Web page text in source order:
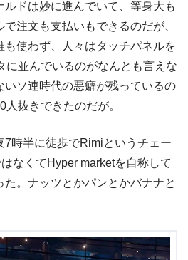
ドは妙に進んでいて、等身大も
注文も支払いもできるのだが、
使わず、人々はタッチパネルを
に並んでいるのがなんとも言えな
いソ連時代の悪癖が残っているの
抜きできたのだが。
7時半に徒歩でRimiというチェー
なくてHyper marketを自称して
。ナッツとかパンとかバナナと